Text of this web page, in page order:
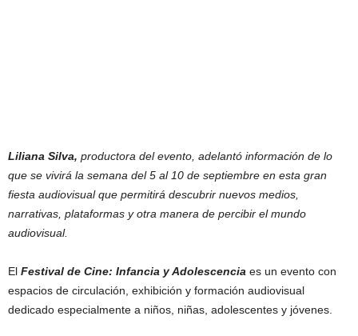
Liliana Silva, productora del evento, adelantó información de lo
que se vivirá la semana del 5 al 10 de septiembre en esta gran
fiesta audiovisual que permitirá descubrir nuevos medios,
narrativas, plataformas y otra manera de percibir el mundo
audiovisual.
El Festival de Cine: Infancia y Adolescencia es un evento con
espacios de circulación, exhibición y formación audiovisual
dedicado especialmente a niños, niñas, adolescentes y jóvenes.